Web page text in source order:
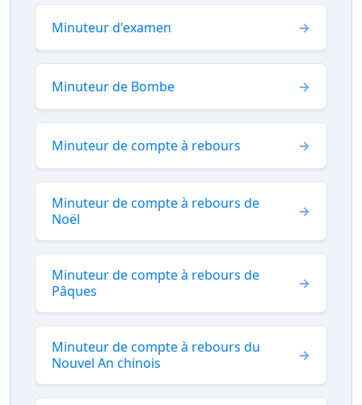
Minuteur d'examen
Minuteur de Bombe
Minuteur de compte à rebours
Minuteur de compte à rebours de
Noël
Minuteur de compte à rebours de
Pâques
Minuteur de compte à rebours du
Nouvel An chinois